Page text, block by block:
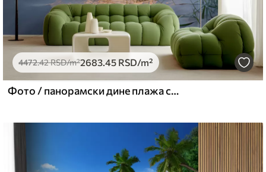
.00 RSD/m²
and Stick
.674900.00RSD/m²
4472.42RSD/m²2683.45 RSD/m²
Фото / панорамски дине плажа са залазак сунца